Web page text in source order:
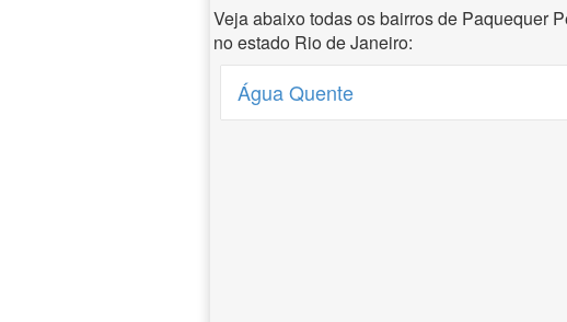
Veja abaixo todas os bairros de Paquequer
no estado Rio de Janeiro:
Água Quente